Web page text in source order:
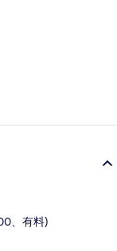
、有料)